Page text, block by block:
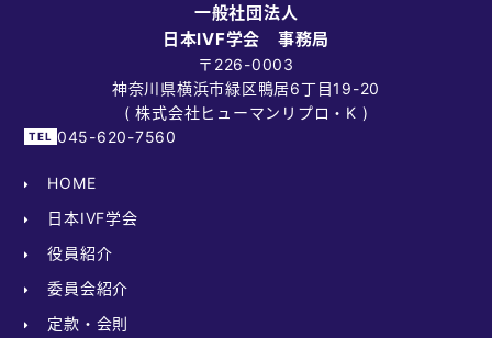
一般社団法人
日本IVF学会 事務局
〒226-0003
神奈川県横浜市緑区鴨居6丁目19-20
( 株式会社ヒューマンリプロ・K )
045-620-7560
HOME
日本IVF学会
役員紹介
委員会紹介
定款・会則